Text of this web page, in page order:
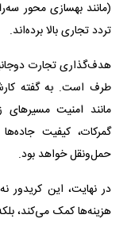
(مانند بهسازی محور
تردد تجاری بالا برده‌اند.
طرف است. به گفته
مانند امنیت
گمرکات، کیفیت
حمل‌ونقل خواهد بود.
در نهایت، این کریدور